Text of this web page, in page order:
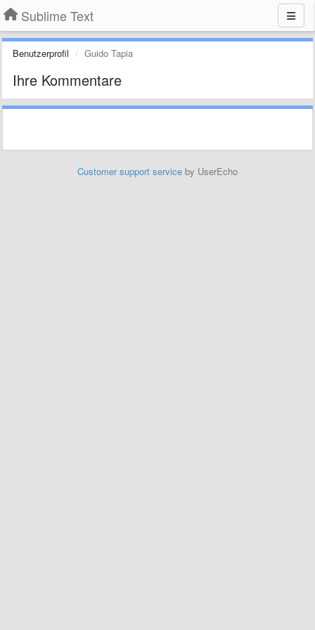
Sublime Text
Benutzerprofil Guido Tapia
Ihre Kommentare
Customer support service by UserEcho